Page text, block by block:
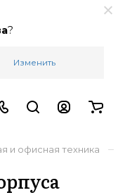
?
Изменить
и офисная техника –